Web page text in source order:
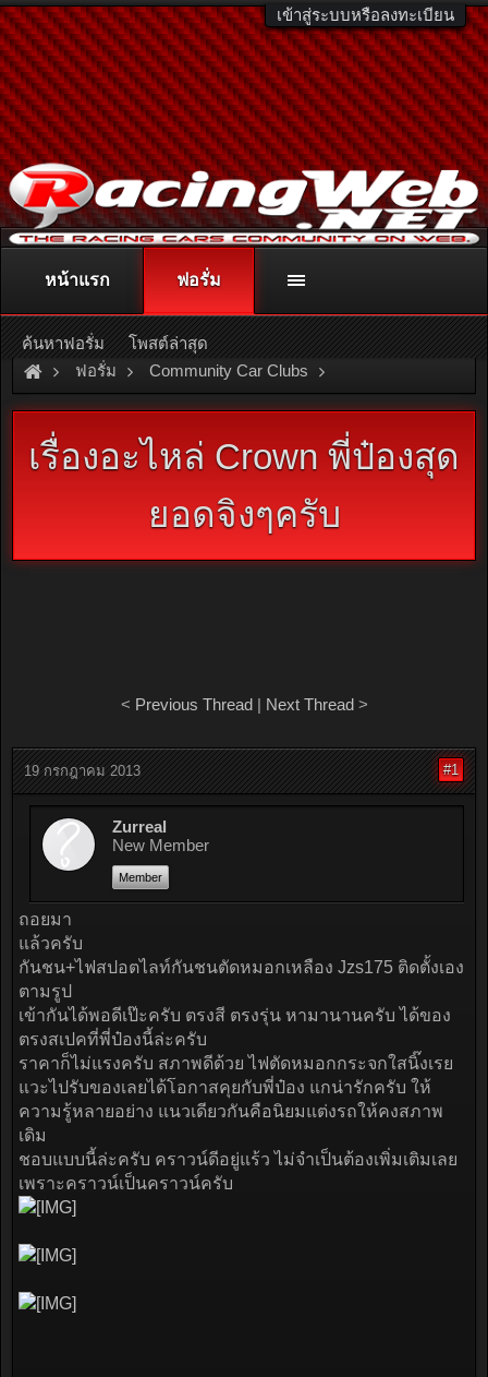
เข้าสู่ระบบหรือลงทะเบียน
ติดต่อลงโฆษณา racingweb@gmail.comหรือโทร. 081-811-1138
หรืออ่านรายละเอียดเพิ่มเติม คลิกที่นี่
ฟอรั่ม Community Car Clubs
Toyota Car Clubs Toyota Crown Thailand
เรื่องอะไหล่ Crown พี่ป๋องสุด
ยอดจิงๆครับ
< Previous Thread| Next Thread>
19 กรกฎาคม 2013 #1
Zurreal
New Member
Member
ถอยมา
แล้วครับ
กันชน+ไฟสปอตไลท์กันชนตัดหมอกเหลือง Jzs175 ติดตั้งเอง
ตามรูป
เข้ากันได้พอดีเป๊ะครับ ตรงสี ตรงรุ่น หามานานครับ ได้ของ
ตรงสเปคที่พี่ป๋องนี้ล่ะครับ
ราคาก็ไม่แรงครับ สภาพดีด้วย ไฟตัดหมอกกระจกใสนิ๊งเรย
แวะไปรับของเลยได้โอกาสคุยกับพี่ป๋อง แกน่ารักครับ ให้
ความรู้หลายอย่าง แนวเดียวกันคือนิยมแต่งรถให้คงสภาพ
เดิม
ชอบแบบนี้ล่ะครับ คราวน์ดีอยู่แร้ว ไม่จำเป็นต้องเพิ่มเติมเลย
เพราะคราวน์เป็นคราวน์ครับ
หน้าแรก ฟอรั่ม
ค้นหาฟอรั่ม โพสต์ล่าสุด